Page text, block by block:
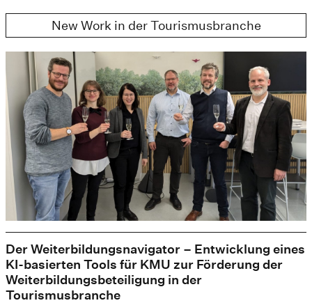
New Work in der Tourismusbranche
Der Weiterbildungsnavigator – Entwicklung eines
KI-basierten Tools für KMU zur Förderung der
Weiterbildungsbeteiligung in der
Tourismusbranche